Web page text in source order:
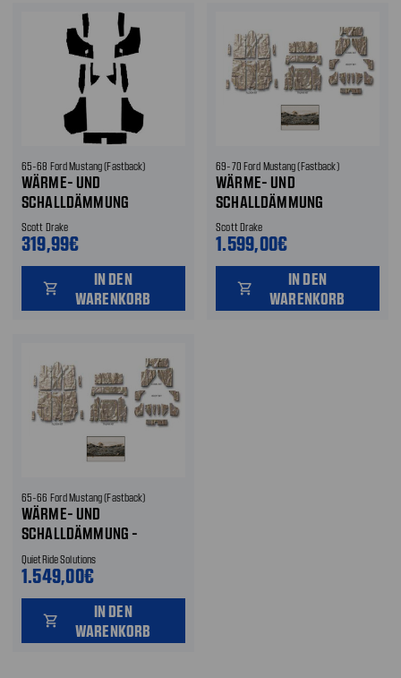
65-68 Ford Mustang (Fastback)
WÄRME- UND
SCHALLDÄMMUNG
Scott Drake
319,99€
shopping_cart
IN DEN
WARENKORB
69-70 Ford Mustang (Fastback)
WÄRME- UND
SCHALLDÄMMUNG
Scott Drake
1.599,00€
shopping_cart
IN DEN
WARENKORB
65-66 Ford Mustang (Fastback)
WÄRME- UND
SCHALLDÄMMUNG -
KOMPLETT
QuietRide Solutions
1.549,00€
shopping_cart
IN DEN
WARENKORB